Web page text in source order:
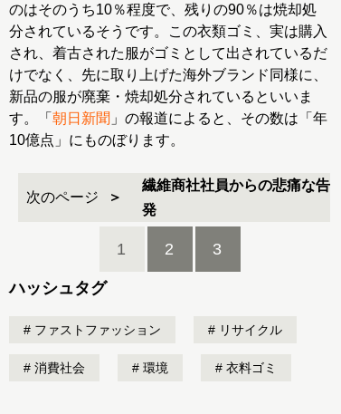
のはそのうち10％程度で、残りの90％は焼却処
分されているそうです。この衣類ゴミ、実は購入
され、着古された服がゴミとして出されているだ
けでなく、先に取り上げた海外ブランド同様に、
新品の服が廃棄・焼却処分されているといいま
す。「 朝日新聞 」の報道によると、その数は「年
10億点」にものぼります。
次のページ
繊維商社社員からの悲痛な告
発
1 2 3
ハッシュタグ
ファストファッション リサイクル
消費社会 環境 衣料ゴミ